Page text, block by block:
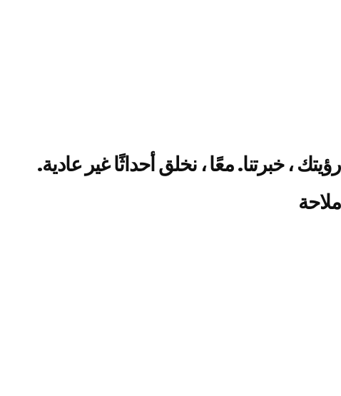
رؤيتك ، خبرتنا. معًا ، نخلق أحداثًا غير عادية.
ملاحة